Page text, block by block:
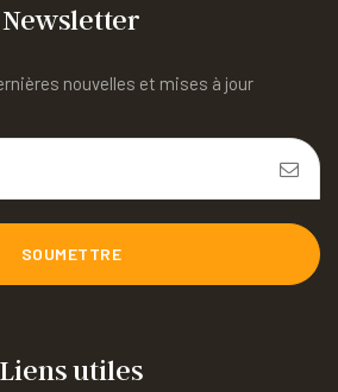
Newsletter
nouvelles et mises à jour
SOUMETTRE
Liens utiles